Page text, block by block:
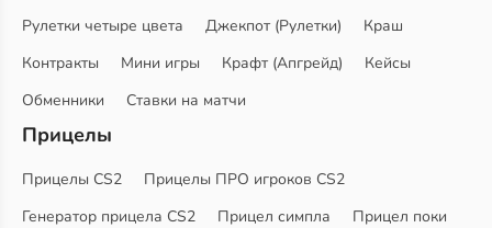
Рулетки четыре цвета
Джекпот (Рулетки)
Краш
Контракты
Мини игры Крафт (Апгрейд)
Кейсы
Обменники
Ставки на матчи
Прицелы
Прицелы CS2
Прицелы ПРО игроков CS2
Генератор прицела CS2
Прицел симпла
Прицел поки